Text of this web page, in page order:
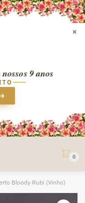
×
nossos 9 anos
→
0
Bloody Rubi (Vinho)